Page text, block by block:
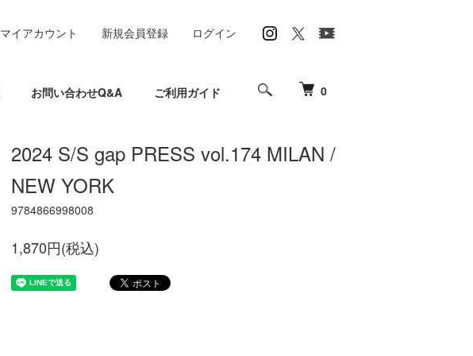
0
お問い合わせQ&A ご利用ガイド
マイアカウント 新規会員登録 ログイン
2024 S/S gap PRESS vol.174 MILAN /
NEW YORK
9784866998008
1,870円(税込)